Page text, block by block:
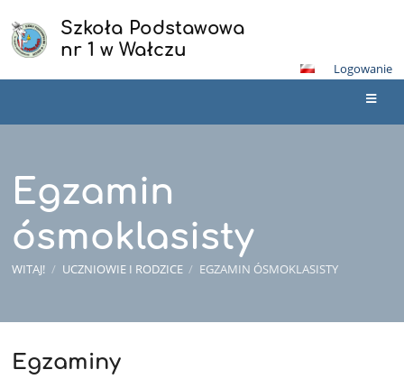
Szkoła Podstawowa
nr 1 w Wałczu
Logowanie
Egzamin
ósmoklasisty
WITAJ! / UCZNIOWIE I RODZICE / EGZAMIN ÓSMOKLASISTY
Egzamin
Egzaminy